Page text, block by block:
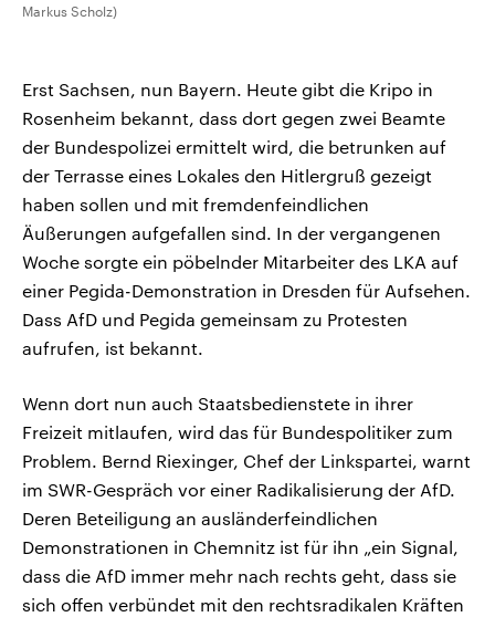
Markus Scholz)
Erst Sachsen, nun Bayern. Heute gibt die Kripo in
Rosenheim bekannt, dass dort gegen zwei Beamte
der Bundespolizei ermittelt wird, die betrunken auf
der Terrasse eines Lokales den Hitlergruß gezeigt
haben sollen und mit fremdenfeindlichen
Äußerungen aufgefallen sind. In der vergangenen
Woche sorgte ein pöbelnder Mitarbeiter des LKA auf
einer Pegida-Demonstration in Dresden für Aufsehen.
Dass AfD und Pegida gemeinsam zu Protesten
aufrufen, ist bekannt.
Wenn dort nun auch Staatsbedienstete in ihrer
Freizeit mitlaufen, wird das für Bundespolitiker zum
Problem. Bernd Riexinger, Chef der Linkspartei, warnt
im SWR-Gespräch vor einer Radikalisierung der AfD.
Deren Beteiligung an ausländerfeindlichen
Demonstrationen in Chemnitz ist für ihn „ein Signal,
dass die AfD immer mehr nach rechts geht, dass sie
sich offen verbündet mit den rechtsradikalen Kräften